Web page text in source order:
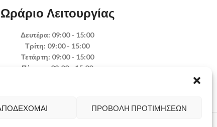
ΠΡΟΒΟΛΉ ΠΡΟΤΙΜΉΣΕΩΝ
Ωράριο Λειτουργίας
Δευτέρα: 09:00 - 15:00
Τρίτη: 09:00 - 15:00
Τετάρτη: 09:00 - 15:00
Πέμπτη: 09:00 - 15:00